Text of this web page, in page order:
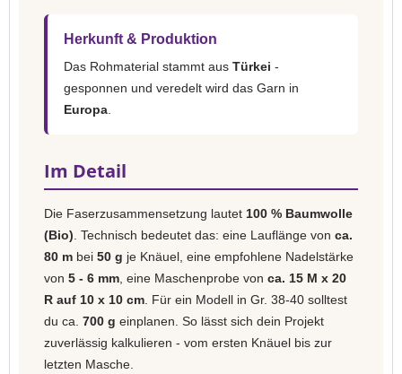
Herkunft & Produktion
Das Rohmaterial stammt aus Türkei -
gesponnen und veredelt wird das Garn in
Europa
Im Detail
Die Faserzusammensetzung lautet 100 % Baumwolle
(Bio) . Technisch bedeutet das: eine Lauflänge von ca.
80 m bei 50 g je Knäuel, eine empfohlene Nadelstärke
von 5 - 6 mm , eine Maschenprobe von ca. 15 M x 20
R auf 10 x 10 cm . Für ein Modell in Gr. 38-40 solltest
du ca. 700 g einplanen. So lässt sich dein Projekt
zuverlässig kalkulieren - vom ersten Knäuel bis zur
letzten Masche.